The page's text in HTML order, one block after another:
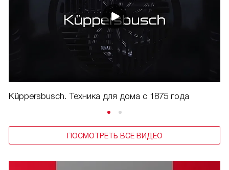
Küppersbusch. Техника для дома с 1875 года
ПОСМОТРЕТЬ ВСЕ ВИДЕО